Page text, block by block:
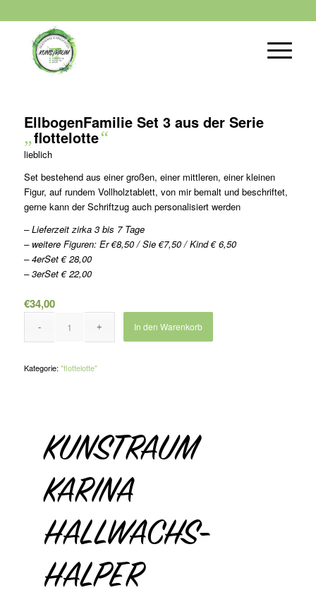
EllbogenFamilie Set 3 aus der Serie
„flottelotte“
lieblich
Set bestehend aus einer großen, einer mittleren, einer kleinen
Figur, auf rundem Vollholztablett, von mir bemalt und beschriftet,
gerne kann der Schriftzug auch personalisiert werden
– Lieferzeit zirka 3 bis 7 Tage
– weitere Figuren: Er €8,50 / Sie €7,50 / Kind € 6,50
– 4erSet € 28,00
– 3erSet € 22,00
€34,00
In den Warenkorb
Kategorie: "flottelotte"
KUNSTRAUM
KARINA
HALLWACHS-
HALPER